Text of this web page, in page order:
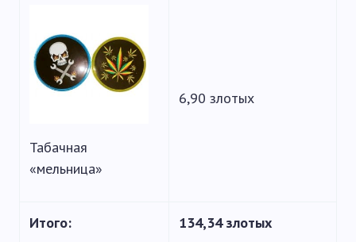
Табачная
«мельница»
6,90 злотых
Итого: 134,34 злотых